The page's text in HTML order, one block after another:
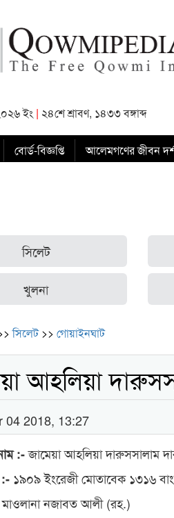
ইং | ২৪শে শ্রাবণ, ১৪৩৩ বঙ্গাব্দ
বোর্ড-বিজ্ঞপ্তি আলেমগণের জীবন
সিলেট
খুলনা
সিলেট>> গোয়াইনঘাট
আহলিয়া
04 2018, 13:27
:-জামেয়া আহলিয়া দারুসসালাম
:- ১৯০৯ ইংরেজী মোতাবেক ১৩১৬
মাওলানা নজাবত আলী (রহ.)